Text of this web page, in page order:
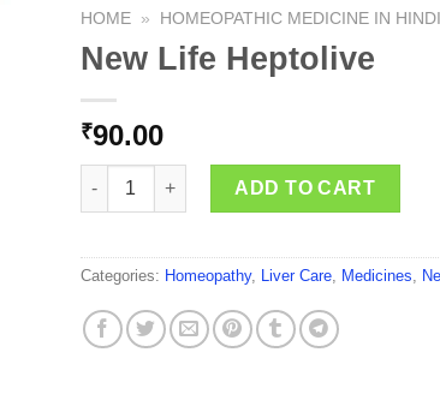
HOME » HOMEOPATHIC MEDICINE IN HINDI
New Life Heptolive
₹90.00
New Life Heptolive quantity
ADD TO CART
Categories: Homeopathy, Liver Care Medicines